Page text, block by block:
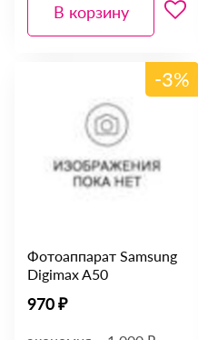
В корзину
-3%
Фотоаппарат Samsung
Digimax A50
970 ₽